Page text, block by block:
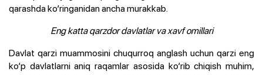
qarashda ko‘ringanidan ancha murakkab.
Eng katta qarzdor davlatlar va xavf omillari
Davlat qarzi muammosini chuqurroq anglash uchun qarzi eng
ko‘p davlatlarni aniq raqamlar asosida ko‘rib chiqish muhim,